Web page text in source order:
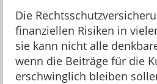
Die
finanziellen Risiken in
sie kann nicht alle
wenn die Beiträge für die
erschwinglich bleiben